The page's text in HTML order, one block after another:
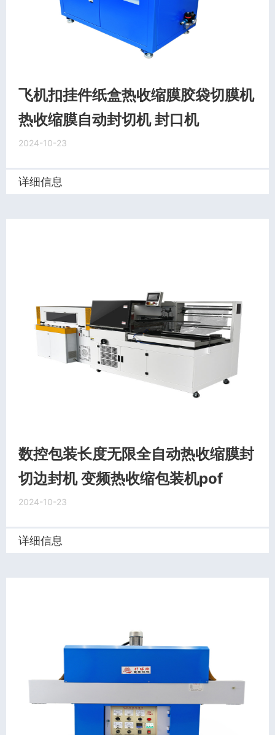
飞机扣挂件纸盒热收缩膜胶袋切膜机
热收缩膜自动封切机 封口机
2024-10-23
详细信息
数控包装长度无限全自动热收缩膜封
切边封机 变频热收缩包装机pof
2024-10-23
详细信息